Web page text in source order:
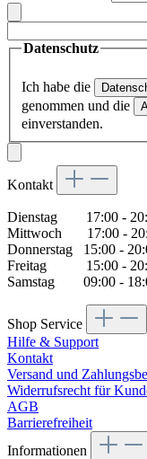
Datenschutz
Ich habe die
genommen und die
einverstanden.
Kontakt
Dienstag 17:00 -
Mittwoch 17:00 -
Donnerstag 15:00 -
Freitag 15:00 -
Samstag 09:00 -
Shop Service
Hilfe & Support
Kontakt
Versand und
Widerrufsrecht für
AGB
Barrierefreiheit
Informationen